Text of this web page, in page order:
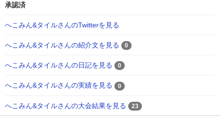
承認済
へこみん&タイルさんのTwitterを見る
へこみん&タイルさんの紹介文を見る 0
へこみん&タイルさんの日記を見る 0
へこみん&タイルさんの実績を見る 0
へこみん&タイルさんの大会結果を見る 23